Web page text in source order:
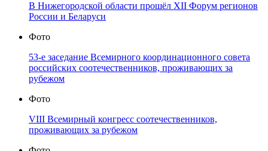
В Нижегородской области прошёл XII Форум регионов
России и Беларуси
Фото
53-е заседание Всемирного координационного совета
российских соотечественников, проживающих за
рубежом
Фото
VIII Всемирный конгресс соотечественников,
проживающих за рубежом